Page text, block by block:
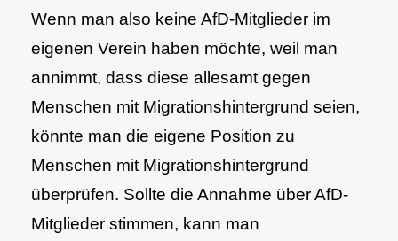
Wenn man also keine AfD-Mitglieder im
eigenen Verein haben möchte, weil man
annimmt, dass diese allesamt gegen
Menschen mit Migrationshintergrund seien,
könnte man die eigene Position zu
Menschen mit Migrationshintergrund
überprüfen. Sollte die Annahme über AfD-
Mitglieder stimmen, kann man